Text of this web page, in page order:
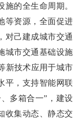
的全生命周期。
等资源，全面促进
对己建成城市交通
城市交通基础设施
新技术应用于城市
平，支持智能网联
多箱合一”，建设
收集动态、静态交